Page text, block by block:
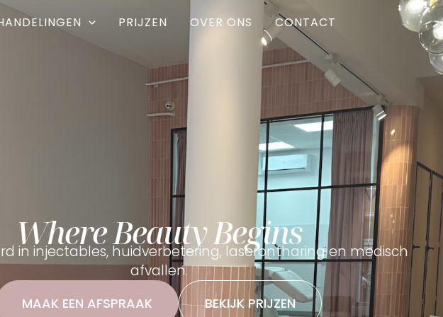
PRIJZEN OVER ONS CONTACT
Where Beauty Begins
in injectables, huidverbetering, laserontharing en medisch
afvallen.
MAAK EEN AFSPRAAK BEKIJK PRIJZEN